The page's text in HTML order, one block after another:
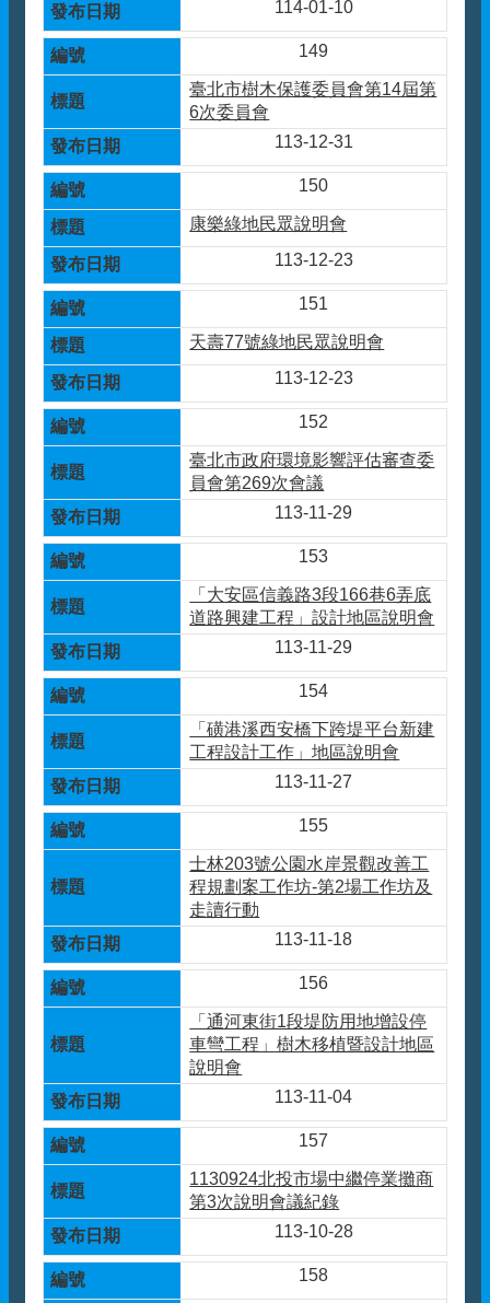
114-01-10
149
臺北市樹木保護委員會第14屆第
6次委員會
113-12-31
150
康樂綠地民眾說明會
113-12-23
151
天壽77號綠地民眾說明會
113-12-23
152
臺北市政府環境影響評估審查委
員會第269次會議
113-11-29
153
「大安區信義路3段166巷6弄底
道路興建工程」設計地區說明會
113-11-29
154
「磺港溪西安橋下跨堤平台新建
工程設計工作」地區說明會
113-11-27
155
士林203號公園水岸景觀改善工
程規劃案工作坊-第2場工作坊及
走讀行動
113-11-18
156
「通河東街1段堤防用地增設停
車彎工程」樹木移植暨設計地區
說明會
113-11-04
157
1130924北投市場中繼停業攤商
第3次說明會議紀錄
113-10-28
158